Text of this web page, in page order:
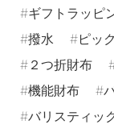
ギフトラッピ
撥水
ピッ
２つ折財布
機能財布
バリスティッ